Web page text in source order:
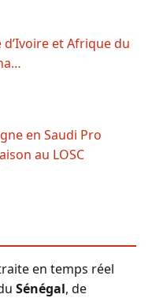
d’Ivoire et Afrique du
en Saudi Pro
au LOSC
en temps réel
Sénégal, de